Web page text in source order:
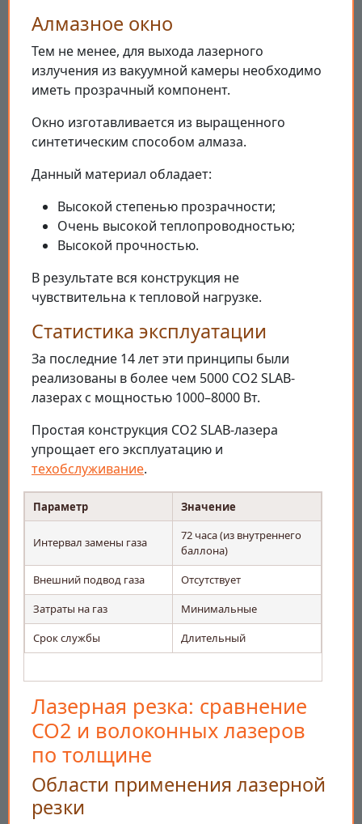
Алмазное окно
Тем не менее, для выхода лазерного
излучения из вакуумной камеры необходимо
иметь прозрачный компонент.
Окно изготавливается из выращенного
синтетическим способом алмаза.
Данный материал обладает:
Высокой степенью прозрачности;
Очень высокой теплопроводностью;
Высокой прочностью.
В результате вся конструкция не
чувствительна к тепловой нагрузке.
Статистика эксплуатации
За последние 14 лет эти принципы были
реализованы в более чем 5000 CO2 SLAB-
лазерах с мощностью 1000–8000 Вт.
Простая конструкция CO2 SLAB-лазера
упрощает его эксплуатацию и
техобслуживание.
Параметр Значение
Интервал замены газа
72 часа (из внутреннего
баллона)
Внешний подвод газа
Отсутствует
Затраты на газ
Минимальные
Срок службы
Длительный
Лазерная резка: сравнение
CO2 и волоконных лазеров
по толщине
Области применения лазерной
резки